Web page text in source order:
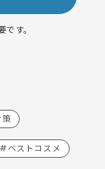
す。
#ベストコスメ